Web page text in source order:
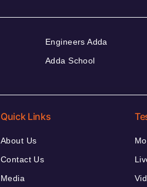
Engineers Adda
Adda School
Quick Links
About Us
Contact Us
Media